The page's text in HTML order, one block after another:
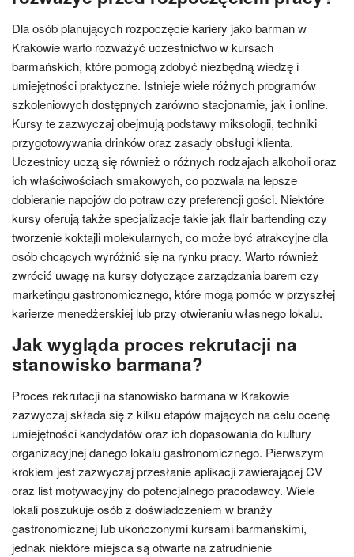
Dla osób planujących rozpoczęcie kariery jako barman w
Krakowie warto rozważyć uczestnictwo w kursach
barmańskich, które pomogą zdobyć niezbędną wiedzę i
umiejętności praktyczne. Istnieje wiele różnych programów
szkoleniowych dostępnych zarówno stacjonarnie, jak i online.
Kursy te zazwyczaj obejmują podstawy miksologii, techniki
przygotowywania drinków oraz zasady obsługi klienta.
Uczestnicy uczą się również o różnych rodzajach alkoholi oraz
ich właściwościach smakowych, co pozwala na lepsze
dobieranie napojów do potraw czy preferencji gości. Niektóre
kursy oferują także specjalizacje takie jak flair bartending czy
tworzenie koktajli molekularnych, co może być atrakcyjne dla
osób chcących wyróżnić się na rynku pracy. Warto również
zwrócić uwagę na kursy dotyczące zarządzania barem czy
marketingu gastronomicznego, które mogą pomóc w przyszłej
karierze menedżerskiej lub przy otwieraniu własnego lokalu.
Jak wygląda proces rekrutacji na
stanowisko barmana?
Proces rekrutacji na stanowisko barmana w Krakowie
zazwyczaj składa się z kilku etapów mających na celu ocenę
umiejętności kandydatów oraz ich dopasowania do kultury
organizacyjnej danego lokalu gastronomicznego. Pierwszym
krokiem jest zazwyczaj przesłanie aplikacji zawierającej CV
oraz list motywacyjny do potencjalnego pracodawcy. Wiele
lokali poszukuje osób z doświadczeniem w branży
gastronomicznej lub ukończonymi kursami barmańskimi,
jednak niektóre miejsca są otwarte na zatrudnienie